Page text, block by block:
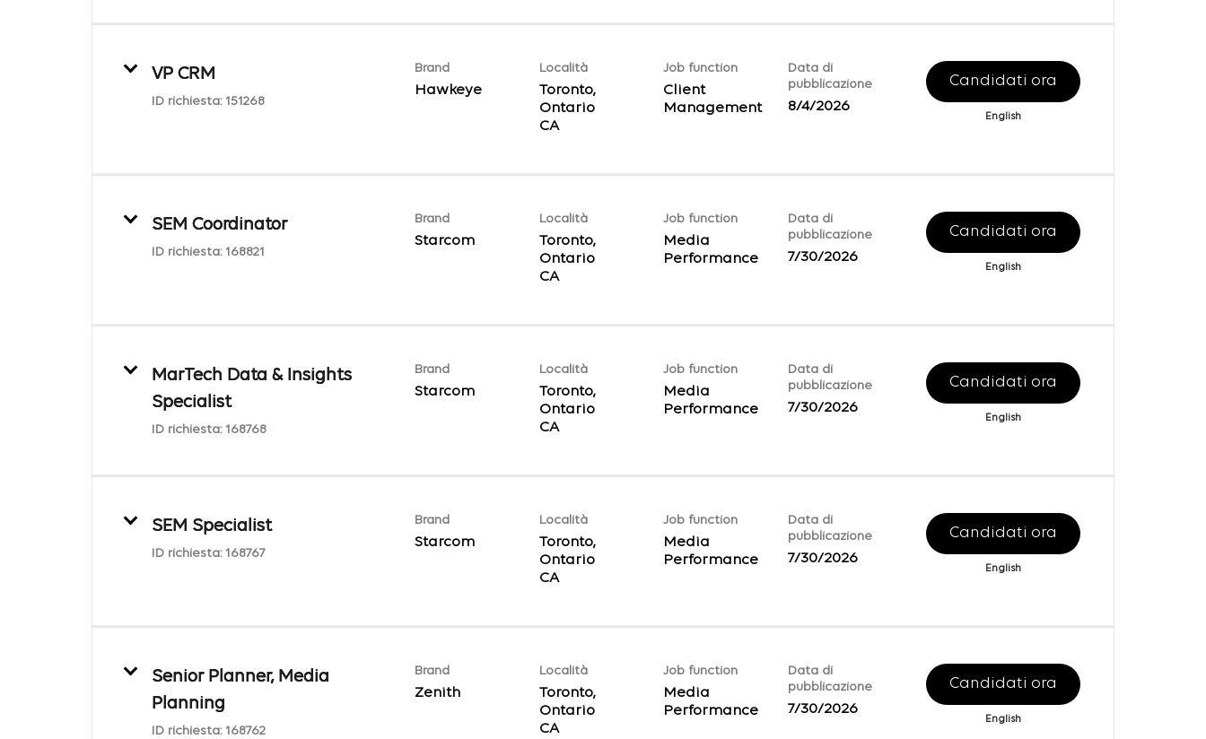
VP CRM
ID richiesta: 151268
Brand
Hawkeye
Località
Toronto,
Ontario
CA
Job function
Client
Management
Data di
pubblicazione
8/4/2026
Candidati ora
English
SEM Coordinator
ID richiesta: 168821
Brand
Starcom
Località
Toronto,
Ontario
CA
Job function
Media
Performance
Data di
pubblicazione
7/30/2026
Candidati ora
English
MarTech Data & Insights
Specialist
ID richiesta: 168768
Brand
Starcom
Località
Toronto,
Ontario
CA
Job function
Media
Performance
Data di
pubblicazione
7/30/2026
Candidati ora
English
SEM Specialist
ID richiesta: 168767
Brand
Starcom
Località
Toronto,
Ontario
CA
Job function
Media
Performance
Data di
pubblicazione
7/30/2026
Candidati ora
English
Senior Planner, Media
Planning
ID richiesta: 168762
Brand
Zenith
Località
Toronto,
Ontario
CA
Job function
Media
Performance
Data di
pubblicazione
7/30/2026
Candidati ora
English